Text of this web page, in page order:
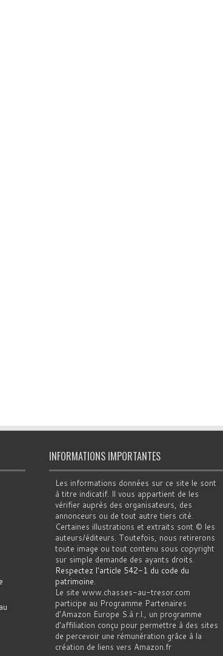
INFORMATIONS IMPORTANTES
Les informations données sur ce site le sont
à titre indicatif. Il vous appartient de les
vérifier auprès des organisateurs, des
annonceurs ou de tout autre tiers cité.
Certaines illustrations et extraits sont © les
auteurs/éditeurs. Toutefois, nous retirerons
toute image ou tout contenu sous copyright
sur simple demande des ayants droits.
Respectez l'article 542-1 du code du
patrimoine
Le site www.chasses-au-tresor.com
participe au Programme Partenaires
d’Amazon Europe S.à r.l., un programme
d’affiliation conçu pour permettre à des sites
de percevoir une rémunération grâce à la
création de liens vers Amazon.fr